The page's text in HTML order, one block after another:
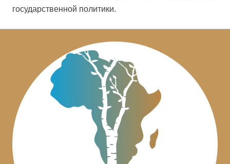
государственной политики.